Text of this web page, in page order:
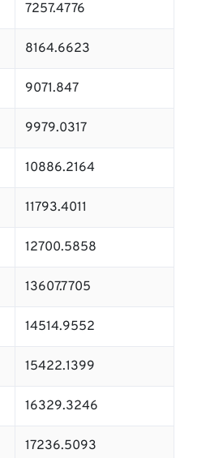
7257.4776
8164.6623
9071.847
9979.0317
10886.2164
11793.4011
12700.5858
13607.7705
14514.9552
15422.1399
16329.3246
17236.5093